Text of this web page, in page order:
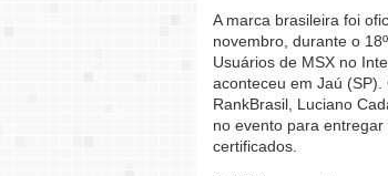
A marca brasileira foi
novembro, durante o
Usuários de MSX no
aconteceu em Jaú
RankBrasil, Luciano
no evento para entregar
certificados.